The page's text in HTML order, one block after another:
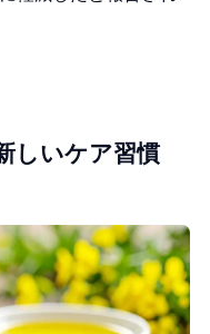
しいケア習慣